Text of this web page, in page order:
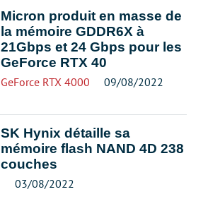
Micron produit en masse de
la mémoire GDDR6X à
21Gbps et 24 Gbps pour les
GeForce RTX 40
GeForce RTX 4000 09/08/2022
SK Hynix détaille sa
mémoire flash NAND 4D 238
couches
03/08/2022